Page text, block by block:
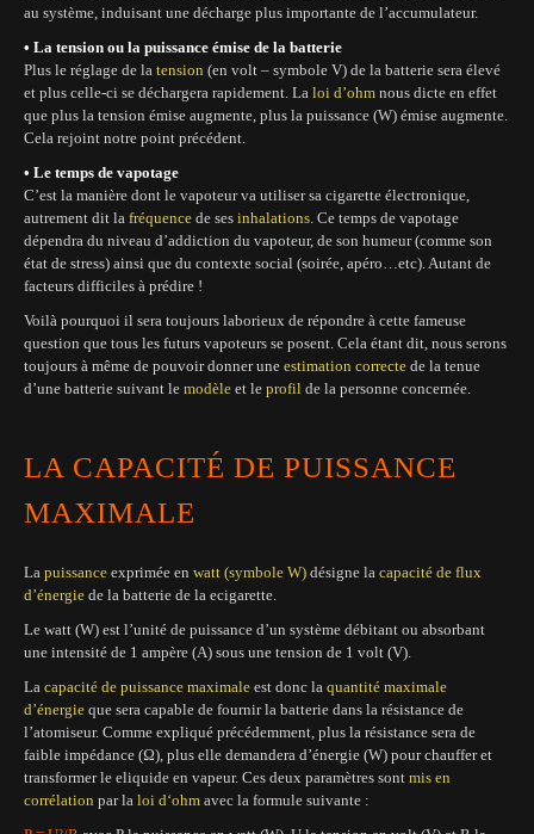
au système, induisant une décharge plus importante de l’accumulateur.
• La tension ou la puissance émise de la batterie
Plus le réglage de la tension (en volt – symbole V) de la batterie sera élevé
et plus celle-ci se déchargera rapidement. La loi d’ohm nous dicte en effet
que plus la tension émise augmente, plus la puissance (W) émise augmente.
Cela rejoint notre point précédent.
• Le temps de vapotage
C’est la manière dont le vapoteur va utiliser sa cigarette électronique,
autrement dit la fréquence de ses inhalations. Ce temps de vapotage
dépendra du niveau d’addiction du vapoteur, de son humeur (comme son
état de stress) ainsi que du contexte social (soirée, apéro…etc). Autant de
facteurs difficiles à prédire !
Voilà pourquoi il sera toujours laborieux de répondre à cette fameuse
question que tous les futurs vapoteurs se posent. Cela étant dit, nous serons
toujours à même de pouvoir donner une estimation correcte de la tenue
d’une batterie suivant le modèle et le profil de la personne concernée.
LA CAPACITÉ DE PUISSANCE
MAXIMALE
La puissance exprimée en watt (symbole W) désigne la capacité de flux
d’énergie de la batterie de la ecigarette.
Le watt (W) est l’unité de puissance d’un système débitant ou absorbant
une intensité de 1 ampère (A) sous une tension de 1 volt (V).
La capacité de puissance maximale est donc la quantité maximale
d’énergie que sera capable de fournir la batterie dans la résistance de
l’atomiseur. Comme expliqué précédemment, plus la résistance sera de
faible impédance (Ω), plus elle demandera d’énergie (W) pour chauffer et
transformer le eliquide en vapeur. Ces deux paramètres sont mis en
corrélation par la loi d‘ohm avec la formule suivante :